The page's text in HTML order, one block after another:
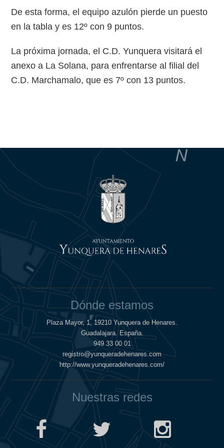
De esta forma, el equipo azulón pierde un puesto
en la tabla y es 12º con 9 puntos.
La próxima jornada, el C.D. Yunquera visitará el
anexo a La Solana, para enfrentarse al filial del
C.D. Marchamalo, que es 7º con 13 puntos.
Dónde estamos
Plaza Mayor, 1, 19210 Yunquera de Henares.
Guadalajara. España.
949 33 00 01
registro@yunqueradehenares.com
http://www.yunqueradehenares.com/
Nuestras redes